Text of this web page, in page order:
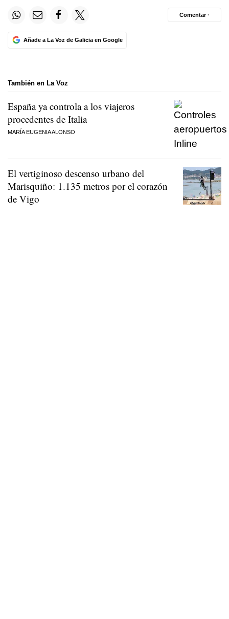
Añade a La Voz de Galicia en Google
Comentar ·
También en La Voz
España ya controla a los viajeros
procedentes de Italia
MARÍA EUGENIA ALONSO
El vertiginoso descenso urbano del
Marisquiño: 1.135 metros por el corazón
de Vigo